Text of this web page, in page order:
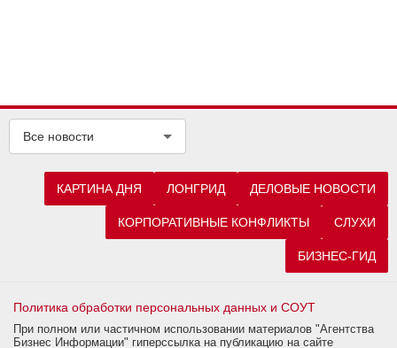
Все новости
КАРТИНА ДНЯ ЛОНГРИД ДЕЛОВЫЕ НОВОСТИ
КОРПОРАТИВНЫЕ КОНФЛИКТЫ СЛУХИ
БИЗНЕС-ГИД
Политика обработки персональных данных и СОУТ
При полном или частичном использовании материалов "Агентства
Бизнес Информации" гиперссылка на публикацию на сайте